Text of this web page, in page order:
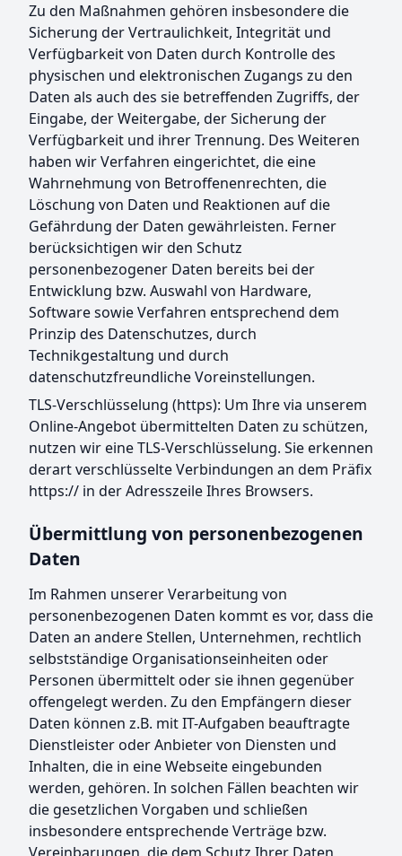
Zu den Maßnahmen gehören insbesondere die
Sicherung der Vertraulichkeit, Integrität und
Verfügbarkeit von Daten durch Kontrolle des
physischen und elektronischen Zugangs zu den
Daten als auch des sie betreffenden Zugriffs, der
Eingabe, der Weitergabe, der Sicherung der
Verfügbarkeit und ihrer Trennung. Des Weiteren
haben wir Verfahren eingerichtet, die eine
Wahrnehmung von Betroffenenrechten, die
Löschung von Daten und Reaktionen auf die
Gefährdung der Daten gewährleisten. Ferner
berücksichtigen wir den Schutz
personenbezogener Daten bereits bei der
Entwicklung bzw. Auswahl von Hardware,
Software sowie Verfahren entsprechend dem
Prinzip des Datenschutzes, durch
Technikgestaltung und durch
datenschutzfreundliche Voreinstellungen.
TLS-Verschlüsselung (https): Um Ihre via unserem
Online-Angebot übermittelten Daten zu schützen,
nutzen wir eine TLS-Verschlüsselung. Sie erkennen
derart verschlüsselte Verbindungen an dem Präfix
https:// in der Adresszeile Ihres Browsers.
Übermittlung von personenbezogenen
Daten
Im Rahmen unserer Verarbeitung von
personenbezogenen Daten kommt es vor, dass die
Daten an andere Stellen, Unternehmen, rechtlich
selbstständige Organisationseinheiten oder
Personen übermittelt oder sie ihnen gegenüber
offengelegt werden. Zu den Empfängern dieser
Daten können z.B. mit IT-Aufgaben beauftragte
Dienstleister oder Anbieter von Diensten und
Inhalten, die in eine Webseite eingebunden
werden, gehören. In solchen Fällen beachten wir
die gesetzlichen Vorgaben und schließen
insbesondere entsprechende Verträge bzw.